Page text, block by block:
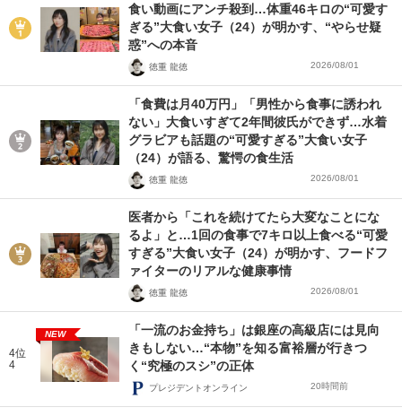
食い動画にアンチ殺到…体重46キロの“可愛す
ぎる”大食い女子（24）が明かす、“やらせ疑
惑”への本音
徳重 龍徳 2026/08/01
「食費は月40万円」「男性から食事に誘われ
ない」大食いすぎて2年間彼氏ができず…水着
グラビアも話題の“可愛すぎる”大食い女子
（24）が語る、驚愕の食生活
徳重 龍徳 2026/08/01
医者から「これを続けてたら大変なことにな
るよ」と…1回の食事で7キロ以上食べる“可愛
すぎる”大食い女子（24）が明かす、フードフ
ァイターのリアルな健康事情
徳重 龍徳 2026/08/01
4位
4
NEW
「一流のお金持ち」は銀座の高級店には見向
きもしない…“本物”を知る富裕層が行きつ
く“究極のスシ”の正体
プレジデントオンライン 20時間前